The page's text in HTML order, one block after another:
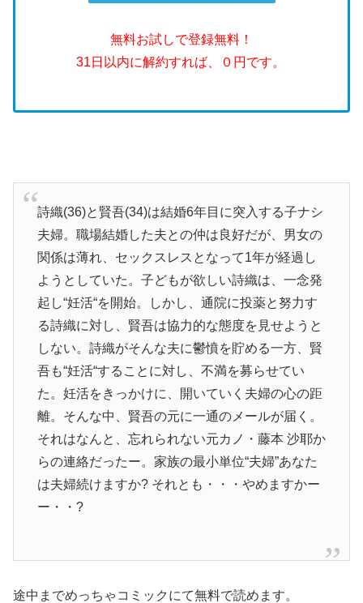
無料お試しで登録無料！
31日以内に解約すれば、０円です。
詩織(36)と賢吾(34)は結婚6年目に突入する子ナシ
夫婦。職場結婚した夫との仲は良好だが、男女の
関係は薄れ、セックスレスとなって1年が経過し
ようとしていた。子どもが欲しい詩織は、一念発
起し“妊活“を開始。しかし、通院に投薬と努力す
る詩織に対し、賢吾は協力的な態度を見せようと
しない。詩織がそんな夫に鬱憤を貯める一方、賢
吾も“妊活“することに対し、不満を募らせてい
た。妊活をきっかけに、開いていく夫婦の心の距
離。そんな中、賢吾の元に一通のメールが届く。
それはなんと、忘れられない元カノ・藤本 沙耶か
らの連絡だったー。家族の最小単位“夫婦”あなた
は夫婦続けますか? それとも・・・やめますかー
ー・・?
途中までめっちゃコミックにて無料で読めます。